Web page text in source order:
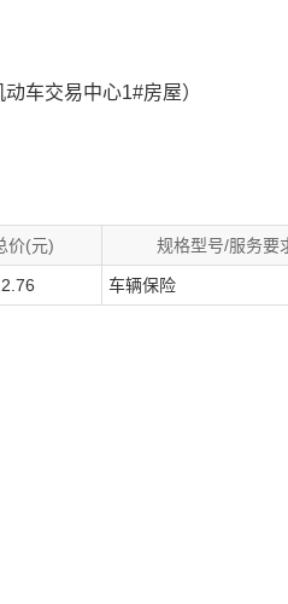
车交易中心1#房屋）
价(元) 规格型号/服务要
车辆保险